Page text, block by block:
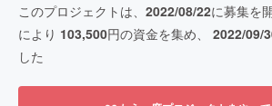
このプロジェクトは、 2022/08/22に募集を
により 103,500円の資金を集め、 2022/09/
した